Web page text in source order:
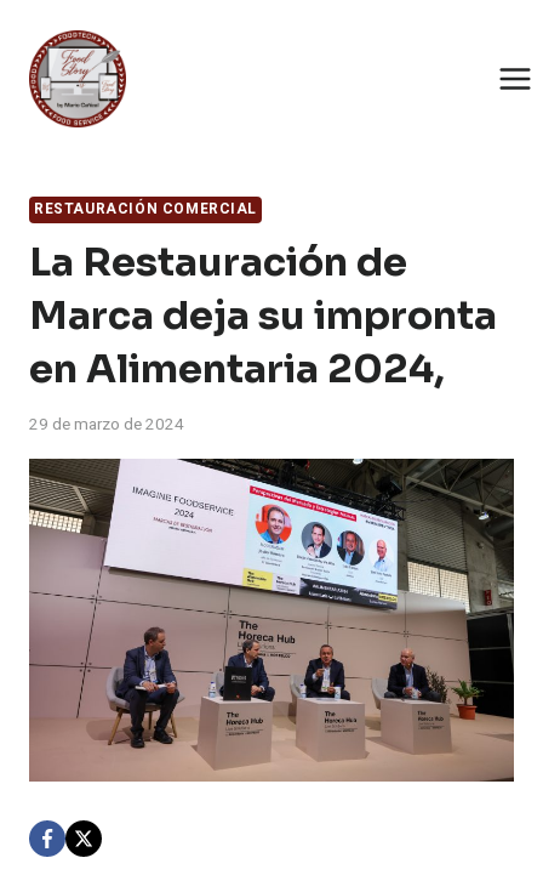
contenido
RESTAURACIÓN COMERCIAL
La Restauración de
Marca deja su impronta
en Alimentaria 2024,
29 de marzo de 2024